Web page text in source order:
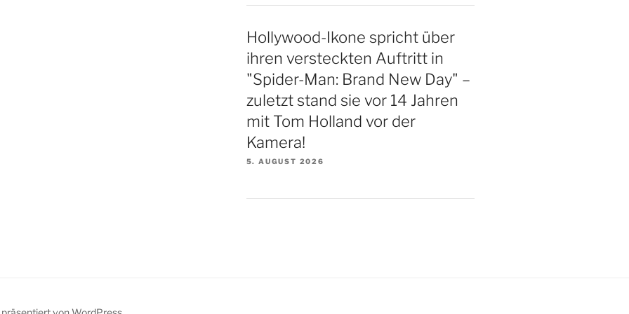
Hollywood-Ikone spricht über
ihren versteckten Auftritt in
"Spider-Man: Brand New Day" –
zuletzt stand sie vor 14 Jahren
mit Tom Holland vor der
Kamera!
5. AUGUST 2026